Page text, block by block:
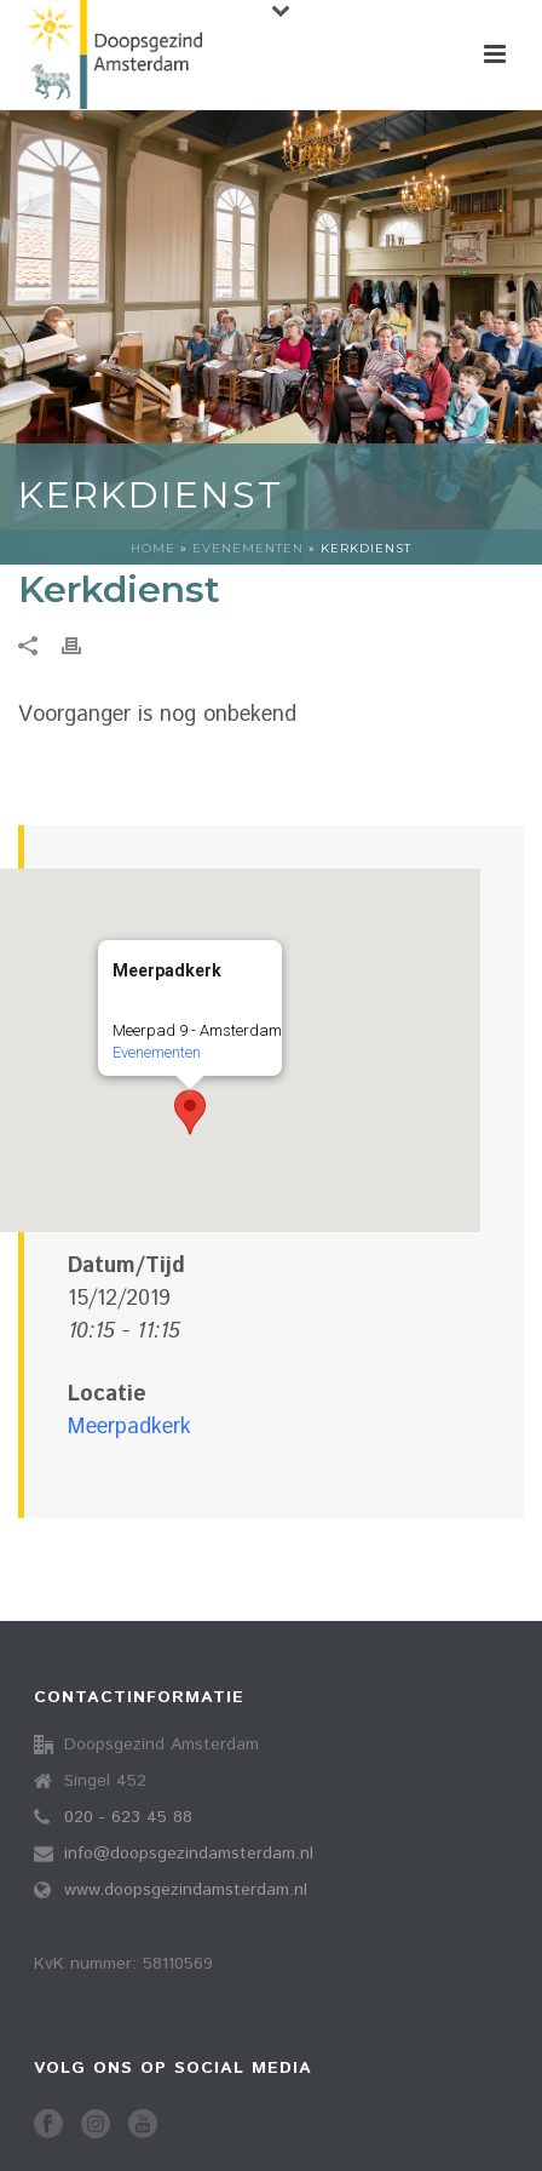
KERKDIENST
HOME » EVENEMENTEN » KERKDIENST
Kerkdienst
Voorganger is nog onbekend
Meerpadkerk
Meerpad 9 - Amsterdam
Evenementen
Datum/Tijd
15/12/2019
10:15 - 11:15
Locatie
Meerpadkerk
CONTACTINFORMATIE
Doopsgezind Amsterdam
Singel 452
020 - 623 45 88
info@doopsgezindamsterdam.nl
www.doopsgezindamsterdam.nl
KvK nummer: 58110569
VOLG ONS OP SOCIAL MEDIA